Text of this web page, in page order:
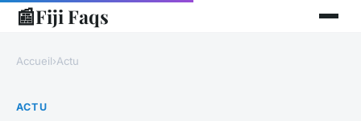
📰Fiji Faqs
Accueil›Actu
ACTU